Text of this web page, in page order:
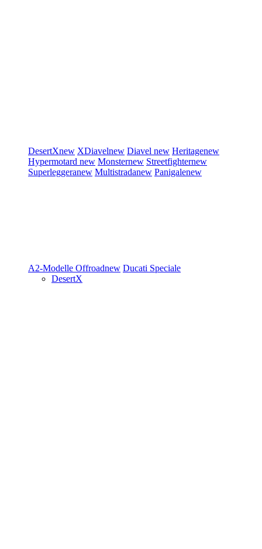
DesertXnew XDiavelnew Diavel new Heritagenew
Hypermotard new Monsternew Streetfighternew
Superleggeranew Multistradanew Panigalenew
A2-Modelle Offroadnew Ducati Speciale
DesertX